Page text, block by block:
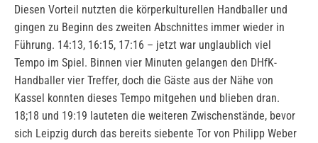
Diesen Vorteil nutzten die körperkulturellen Handballer und
gingen zu Beginn des zweiten Abschnittes immer wieder in
Führung. 14:13, 16:15, 17:16 – jetzt war unglaublich viel
Tempo im Spiel. Binnen vier Minuten gelangen den DHfK-
Handballer vier Treffer, doch die Gäste aus der Nähe von
Kassel konnten dieses Tempo mitgehen und blieben dran.
18;18 und 19:19 lauteten die weiteren Zwischenstände, bevor
sich Leipzig durch das bereits siebente Tor von Philipp Weber